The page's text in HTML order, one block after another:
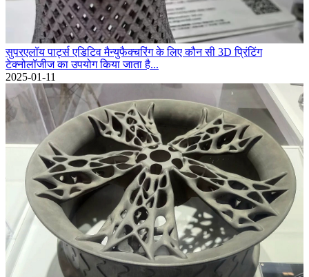
सुपरएलॉय पार्ट्स एडिटिव मैन्युफैक्चरिंग के लिए कौन सी 3D प्रिंटिंग
टेक्नोलॉजीज का उपयोग किया जाता है...
2025-01-11